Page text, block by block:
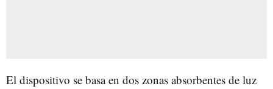
El dispositivo se basa en dos zonas absorbentes de luz